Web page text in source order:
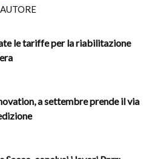
le tariffe per la riabilitazione
a settembre prende il via